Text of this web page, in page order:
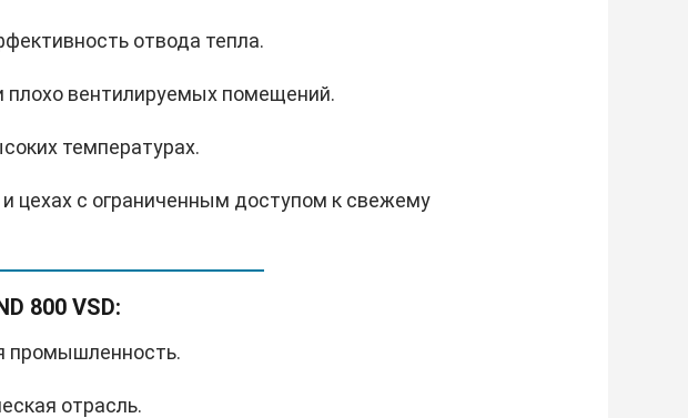
отвода тепла.
плохо вентилируемых помещений.
температурах.
цехах с ограниченным доступом к свежему
800 VSD:
промышленность.
отрасль.